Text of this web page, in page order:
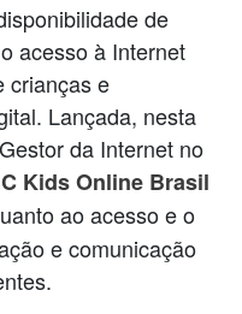
de
acesso à Internet
crianças e
Lançada, nesta
da Internet no
Kids Online Brasil
ao acesso e o
e comunicação